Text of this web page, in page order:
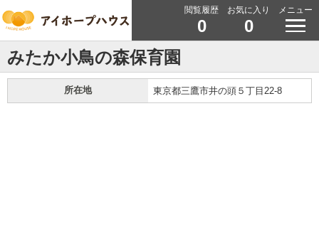
閲覧履歴
0
お気に入り
0
メニュー
みたか小鳥の森保育園
所在地 東京都三鷹市井の頭５丁目22-8